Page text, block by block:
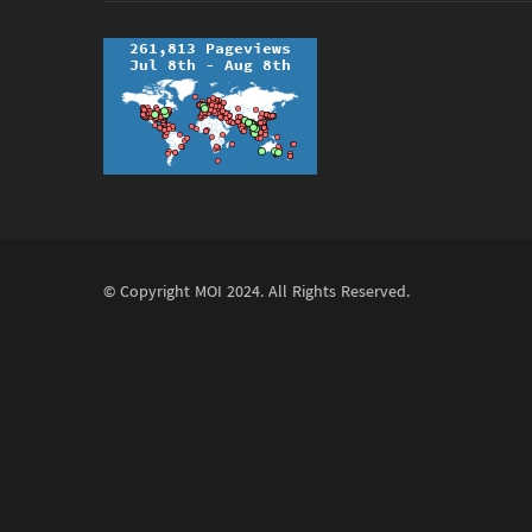
© Copyright MOI 2024. All Rights Reserved.